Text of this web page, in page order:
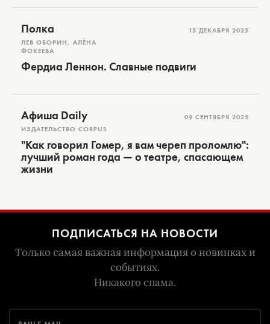
Полка
ЛЕВ ОБОРИН, АЛЁНА
ФОКЕЕВА
15 ДЕКАБРЯ 2025
Фердиа Леннон. Славные подвиги
Афиша Daily
ИЗДАТЕЛЬСТВО CORPUS
09 СЕНТЯБРЯ 2025
"Как говорил Гомер, я вам череп проломлю":
лучший роман года — о театре, спасающем
жизни
ПОДПИСАТЬСЯ НА НОВОСТИ
Только самая важная информация о новинках и
событиях.
Никакого спама.